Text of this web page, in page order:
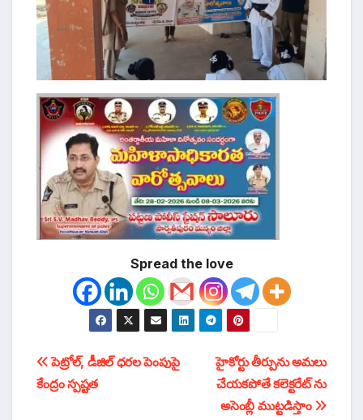
Spread the love
టపా
నావిగేషన్
హైకోర్టు తీర్పును అమలు
చేయకపోతే కలెక్టరేట్ ను
అసెంబ్లీ ముట్టడిస్తాం
పెట్రోల్‌, డీజిల్‌ ధరల పెంపుపై
కేంద్రం స్పష్టత